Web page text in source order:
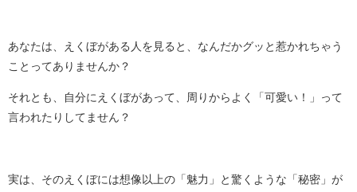
あなたは、えくぼがある人を見ると、なんだかグッと惹かれちゃう
ことってありませんか？
それとも、自分にえくぼがあって、周りからよく「可愛い！」って
言われたりしてません？
実は、そのえくぼには想像以上の「魅力」と驚くような「秘密」が